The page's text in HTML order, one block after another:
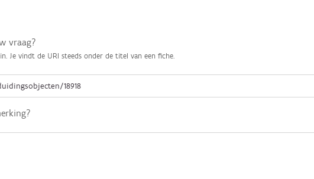
vraag?
Je vindt de URI steeds onder de titel van een fiche.